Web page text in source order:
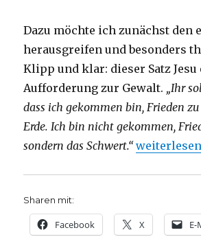
Dazu möchte ich zunächst den
herausgreifen und besonders
Klipp und klar: dieser Satz
Aufforderung zur Gewalt. „Ihr
dass ich gekommen bin, Frieden
Erde. Ich bin nicht gekommen,
sondern das Schwert.“„Eine
weiterlesen
Sharen mit:
Facebook X E-